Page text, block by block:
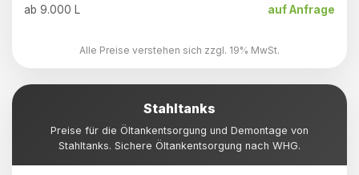
ab 9.000 L auf Anfrage
Alle Preise verstehen sich zzgl. 19% MwSt.
Stahltanks
Preise für die Öltankentsorgung und Demontage von
Stahltanks. Sichere Öltankentsorgung nach WHG.